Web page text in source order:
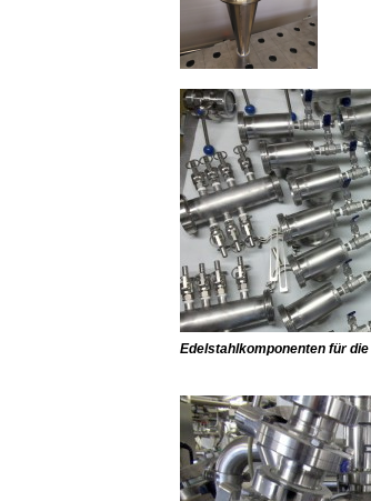
Edelstahlkomponenten für